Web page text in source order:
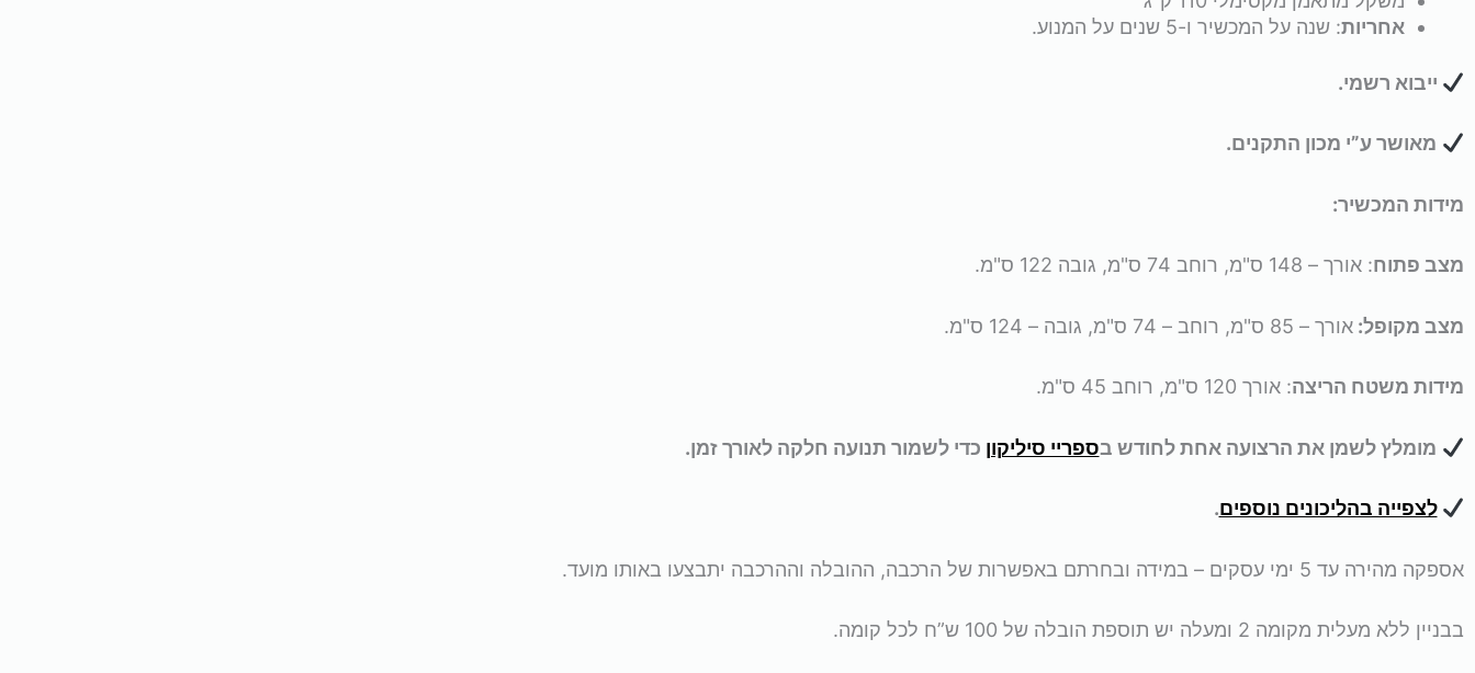
אחריות: שנה על המכשיר ו-5 שנים על המנוע.
ייבוא רשמי.
מאושר ע”י מכון התקנים.
מידות המכשיר:
מצב פתוח: אורך – 148 ס"מ, רוחב 74 ס"מ, גובה 122 ס"מ.
מצב מקופל: אורך – 85 ס"מ, רוחב – 74 ס"מ, גובה – 124 ס"מ.
מידות משטח הריצה: אורך 120 ס"מ, רוחב 45 ס"מ.
מומלץ לשמן את הרצועה אחת לחודש בספריי סיליקון כדי לשמור תנועה חלקה לאורך זמן.
לצפייה בהליכונים נוספים.
אספקה מהירה עד 5 ימי עסקים – במידה ובחרתם באפשרות של הרכבה, ההובלה וההרכבה יתבצעו באותו מועד.
בבניין ללא מעלית מקומה 2 ומעלה יש תוספת הובלה של 100 ש”ח לכל קומה.